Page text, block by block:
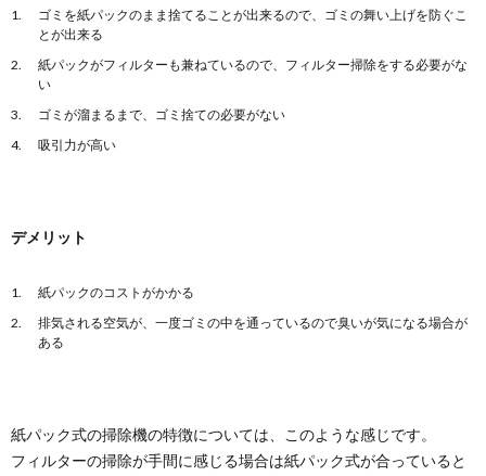
ゴミを紙パックのまま捨てることが出来るので、ゴミの舞い上げを防ぐこ
とが出来る
紙パックがフィルターも兼ねているので、フィルター掃除をする必要がな
い
ゴミが溜まるまで、ゴミ捨ての必要がない
吸引力が高い
デメリット
紙パックのコストがかかる
排気される空気が、一度ゴミの中を通っているので臭いが気になる場合が
ある
紙パック式の掃除機の特徴については、このような感じです。
フィルターの掃除が手間に感じる場合は紙パック式が合っていると